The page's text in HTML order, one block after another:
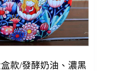
款/發酵奶油、濃黑